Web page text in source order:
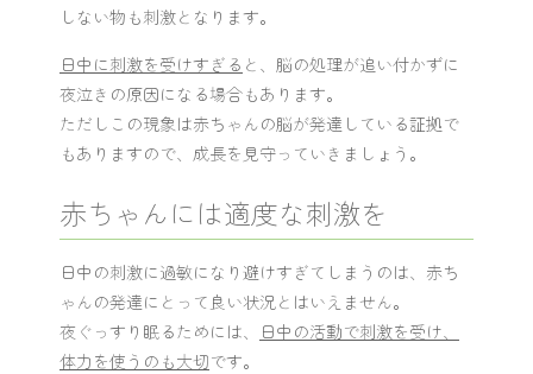
しない物も刺激となります。
日中に刺激を受けすぎる と、脳の処理が追い付かずに
夜泣きの原因になる場合もあります。
ただしこの現象は赤ちゃんの脳が発達している証拠で
もありますので、成長を見守っていきましょう。
赤ちゃんには適度な刺激を
日中の刺激に過敏になり避けすぎてしまうのは、赤ち
ゃんの発達にとって良い状況とはいえません。
夜ぐっすり眠るためには、
日中の活動で刺激を受け、
体力を使うのも大切です。